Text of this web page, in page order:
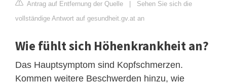
Antrag auf Entfernung der Quelle | Sehen Sie sich die
vollständige Antwort auf gesundheit.gv.at an
Wie fühlt sich Höhenkrankheit an?
Das Hauptsymptom sind Kopfschmerzen.
Kommen weitere Beschwerden hinzu, wie